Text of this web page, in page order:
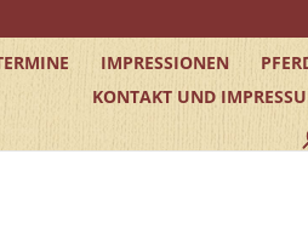
IMPRESSIONEN
KONTAKT UND